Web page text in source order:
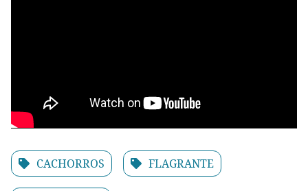
CACHORROS FLAGRANTE